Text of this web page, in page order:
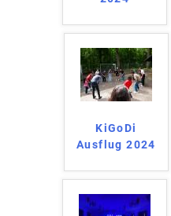
KiGoDi
Ausflug 2024